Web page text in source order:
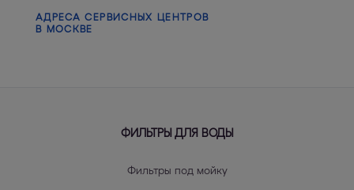
АДРЕСА СЕРВИСНЫХ ЦЕНТРОВ
В МОСКВЕ
ФИЛЬТРЫ ДЛЯ ВОДЫ
Фильтры под мойку